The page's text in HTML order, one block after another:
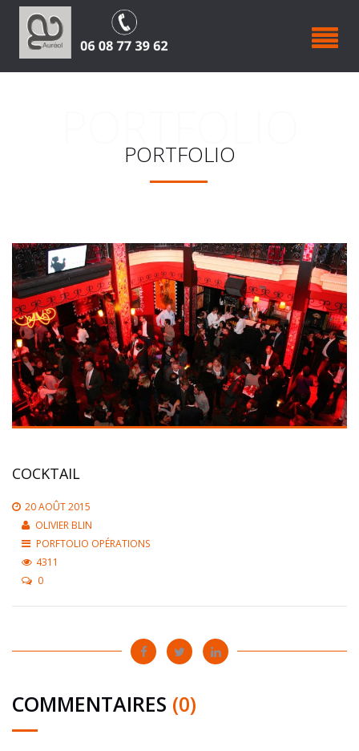
PORTFOLIO
COCKTAIL
20 AOÛT 2015
OLIVIER BLIN
PORFTOLIO OPÉRATIONS
4311
0
COMMENTAIRES (0)